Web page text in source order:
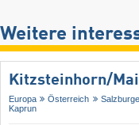
Weitere
Kitzsteinhorn/​
Europa Österreich
Kaprun